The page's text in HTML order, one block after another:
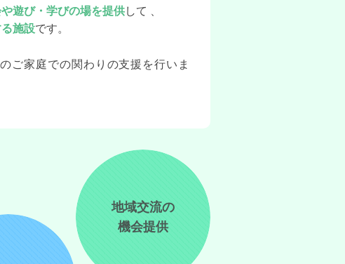
遊び・学びの場を提供して 、
施設です。
ご家庭での関わりの支援を行いま
地域交流の
機会提供